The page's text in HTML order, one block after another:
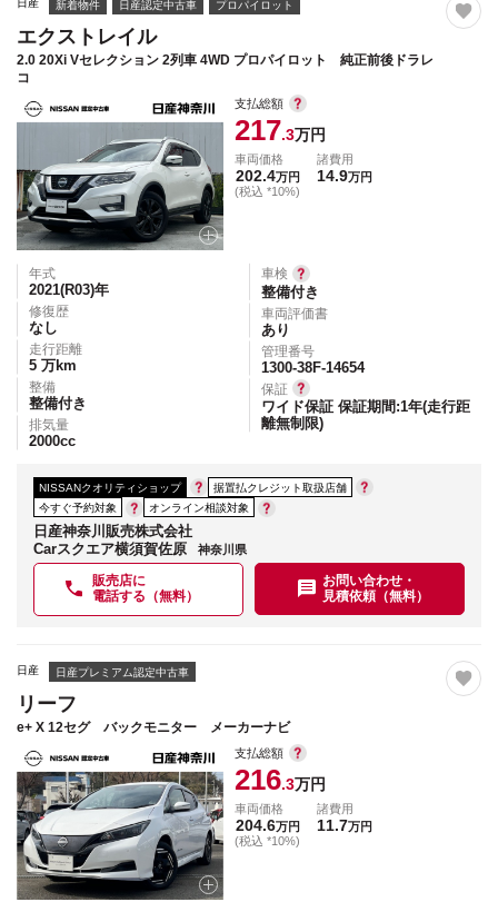
新着物件 日産認定中古車 プロパイロット
エクストレイル
2.0 20Xi Vセレクション 2列車 4WD プロパイロット 純正前後ドラレ
コ
支払総額
217.3万円
車両価格
202.4万円
(税込 *10%)
諸費用
14.9万円
年式
2021(R03)年
修復歴
なし
走行距離
5 万km
整備
整備付き
排気量
2000cc
車検
整備付き
車両評価書
あり
管理番号
1300-38F-14654
保証
ワイド保証 保証期間:1年(走行距
離無制限)
NISSANクオリティショップ
据置払クレジット取扱店舗
今すぐ予約対象
オンライン相談対象
日産神奈川販売株式会社
Carスクエア横須賀佐原
神奈川県
販売店に
電話する（無料）
お問い合わせ・
見積依頼（無料）
日産 日産プレミアム認定中古車
リーフ
e+ X 12セグ バックモニター メーカーナビ
支払総額
216.3万円
車両価格
204.6万円
(税込 *10%)
諸費用
11.7万円